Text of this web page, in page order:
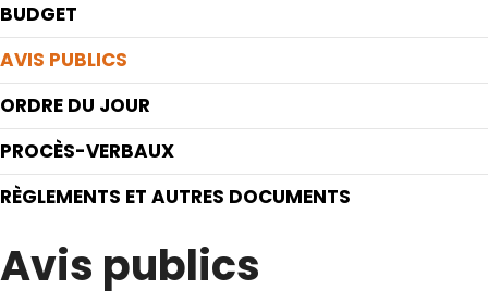
BUDGET
AVIS PUBLICS
ORDRE DU JOUR
PROCÈS-VERBAUX
RÈGLEMENTS ET AUTRES DOCUMENTS
Avis publics